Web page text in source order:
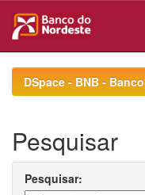
navigationDSpace - BNB -
Pesquisar
Pesquisar: